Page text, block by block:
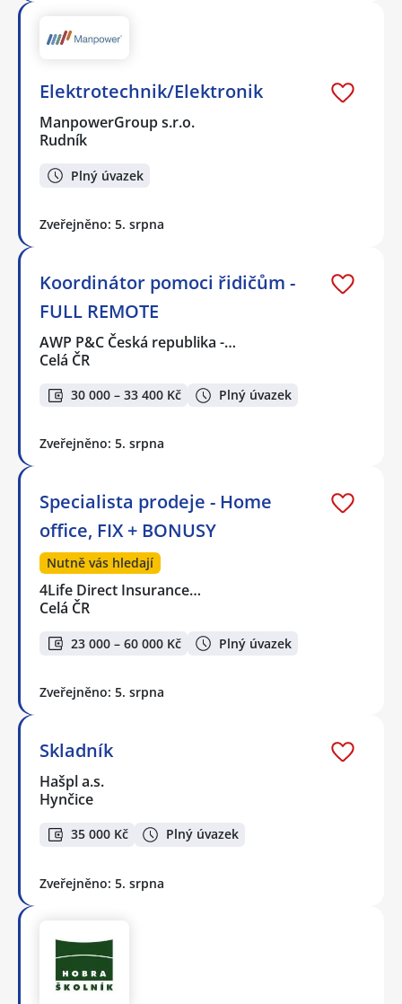
Elektrotechnik/Elektronik
ManpowerGroup s.r.o.
Rudník
Plný úvazek
Zveřejněno: 5. srpna
Koordinátor pomoci řidičům -
FULL REMOTE
AWP P&C Česká republika -…
Celá ČR
30 000 – 33 400 Kč Plný úvazek
Zveřejněno: 5. srpna
Specialista prodeje - Home
office, FIX + BONUSY
Nutně vás hledají
4Life Direct Insurance…
Celá ČR
23 000 – 60 000 Kč Plný úvazek
Zveřejněno: 5. srpna
Skladník
Hašpl a.s.
Hynčice
35 000 Kč Plný úvazek
Zveřejněno: 5. srpna